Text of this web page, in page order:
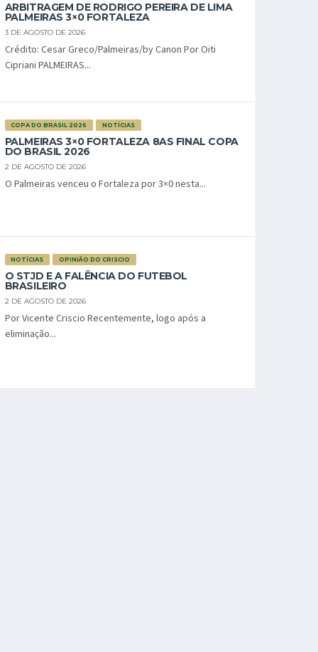
ARBITRAGEM DE RODRIGO PEREIRA DE LIMA
PALMEIRAS 3×0 FORTALEZA
3 DE AGOSTO DE 2026
Crédito: Cesar Greco/Palmeiras/by Canon Por Oiti
Cipriani PALMEIRAS...
COPA DO BRASIL 2026 NOTÍCIAS
PALMEIRAS 3×0 FORTALEZA 8AS FINAL COPA
DO BRASIL 2026
2 DE AGOSTO DE 2026
O Palmeiras venceu o Fortaleza por 3×0 nesta...
NOTÍCIAS OPINIÃO DO CRISCIO
O STJD E A FALÊNCIA DO FUTEBOL
BRASILEIRO
2 DE AGOSTO DE 2026
Por Vicente Criscio Recentemente, logo após a
eliminação...